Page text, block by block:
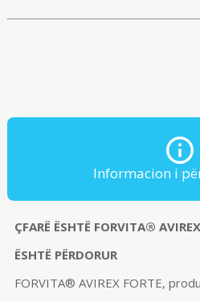
Informacion i
ÇFARË ËSHTË FORVITA®
ËSHTË PËRDORUR
FORVITA® AVIREX FORTE,